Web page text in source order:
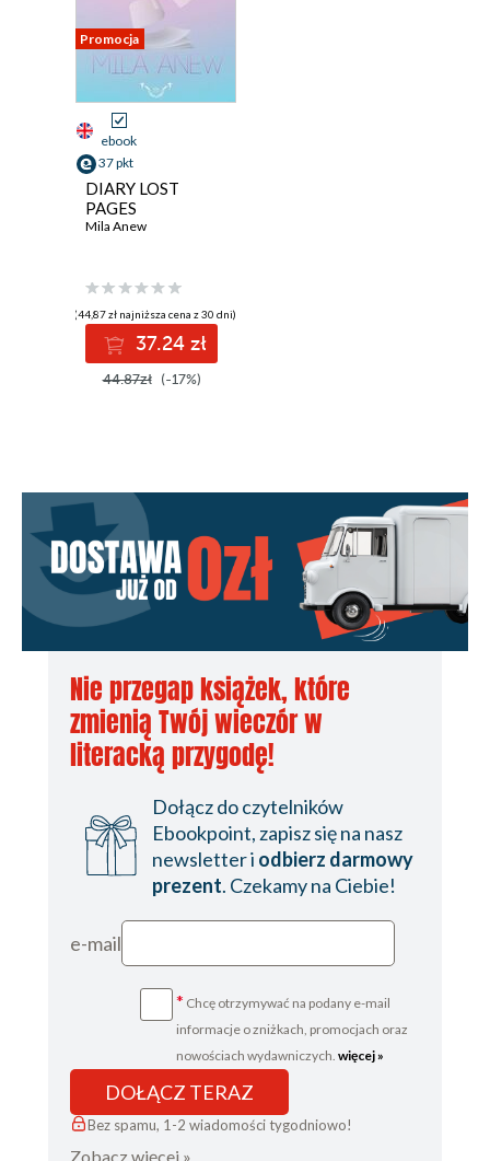
Promocja
ebook
37 pkt
DIARY LOST
PAGES
Mila Anew
(44,87 zł najniższa cena z 30 dni)
37.24 zł
44.87zł (-17%)
Nie przegap książek, które
zmienią Twój wieczór w
literacką przygodę!
Dołącz do czytelników
Ebookpoint, zapisz się na nasz
newsletter i odbierz darmowy
prezent. Czekamy na Ciebie!
e-mail
* Chcę otrzymywać na podany e-mail
informacje o zniżkach, promocjach oraz
nowościach wydawniczych. więcej »
DOŁĄCZ TERAZ
Bez spamu, 1-2 wiadomości tygodniowo!
Zobacz więcej »